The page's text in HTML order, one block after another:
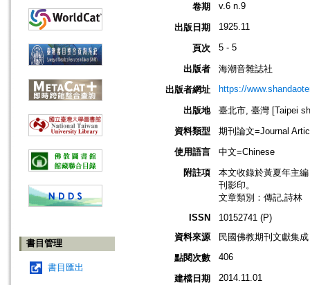
書目管理
書目匯出
卷期
v.6 n.9
出版日期 1925.11
頁次 5 - 5
出版者
海潮音雜誌社
出版者網址
https://
出版地
臺北市, 臺灣 [Taipei
資料類型
期刊論文=Journal
使用語言
中文=Chinese
附註項
本文收錄於黃夏年主
刊影印。
文章類別：傳記,詩林
ISSN
10152741 (P)
資料來源
民國佛教期刊文獻集
點閱次數
406
建檔日期 2014.11.01